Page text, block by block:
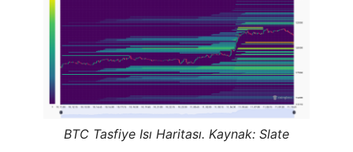
BTC Tasfiye Isı Haritası. Kaynak: Slate